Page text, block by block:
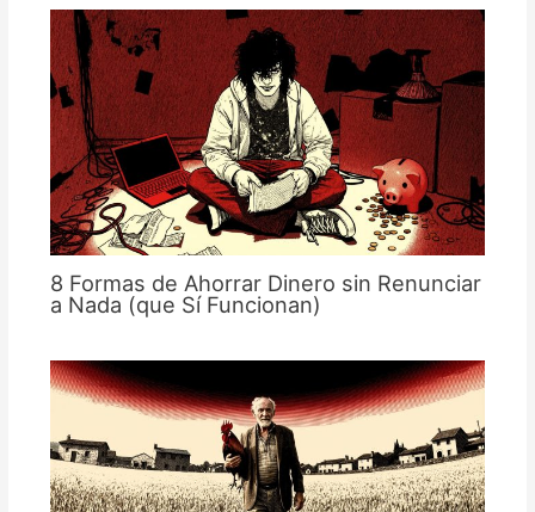
8 Formas de Ahorrar Dinero sin Renunciar
a Nada (que Sí Funcionan)